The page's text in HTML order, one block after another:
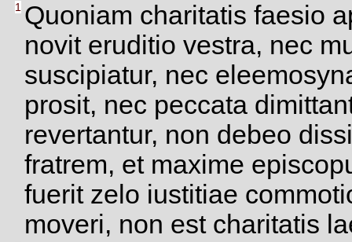
1 Quoniam charitatis faesio
novit eruditio vestra, nec
suscipiatur, nec
prosit, nec peccata
revertantur, non debeo
fratrem, et maxime
fuerit zelo iustitiae
moveri, non est charitatis